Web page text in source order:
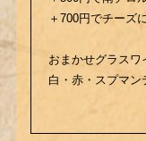
＋700円でチーズ
おまかせグラスワ
白・赤・スプマ